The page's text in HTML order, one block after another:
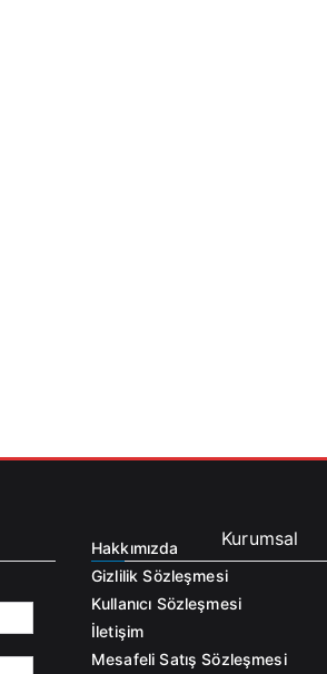
Kurumsal
Hakkımızda
Gizlilik Sözleşmesi
Kullanıcı Sözleşmesi
İletişim
Mesafeli Satış Sözleşmesi